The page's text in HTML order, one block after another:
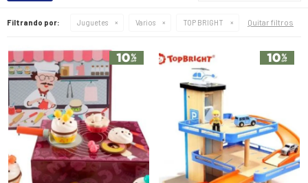
Filtrando por: Juguetes Varios TOP BRIGHT Quitar filtros